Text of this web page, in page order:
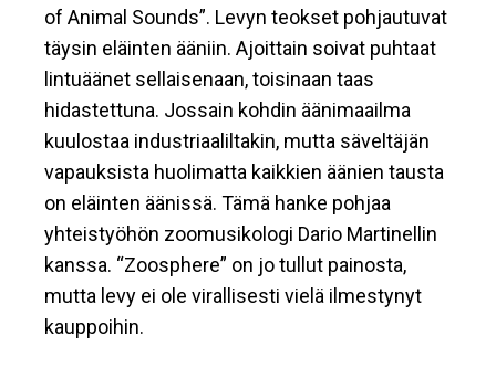
of Animal Sounds”. Levyn teokset pohjautuvat
täysin eläinten ääniin. Ajoittain soivat puhtaat
lintuäänet sellaisenaan, toisinaan taas
hidastettuna. Jossain kohdin äänimaailma
kuulostaa industriaaliltakin, mutta säveltäjän
vapauksista huolimatta kaikkien äänien tausta
on eläinten äänissä. Tämä hanke pohjaa
yhteistyöhön zoomusikologi Dario Martinellin
kanssa. “Zoosphere” on jo tullut painosta,
mutta levy ei ole virallisesti vielä ilmestynyt
kauppoihin.